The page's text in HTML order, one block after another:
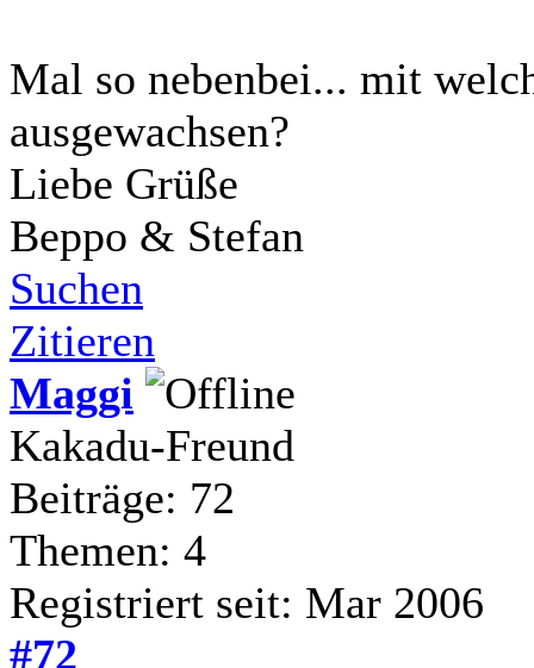
Mal so nebenbei... mit
ausgewachsen?
Liebe Grüße
Beppo & Stefan
Suchen
Zitieren
Maggi
Kakadu-Freund
Beiträge: 72
Themen: 4
Registriert seit: Mar 2006
#72